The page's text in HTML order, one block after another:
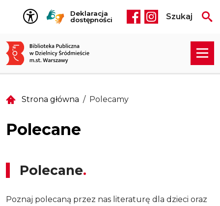
Przejdź do treści
Deklaracja
dostępności
Social media
Szukaj
Strona główna Polecamy
Polecane
Polecane
Poznaj polecaną przez nas literaturę dla dzieci oraz